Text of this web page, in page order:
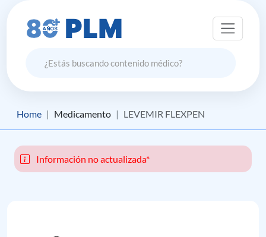
Home Medicamento LEVEMIR FLEXPEN
Información no actualizada*